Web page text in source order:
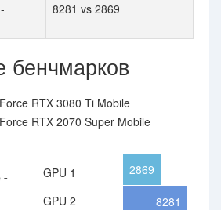
8281 vs 2869
бенчмарков
RTX 3080 Ti Mobile
RTX 2070 Super Mobile
-
GPU 1
GPU 2
2869
8281